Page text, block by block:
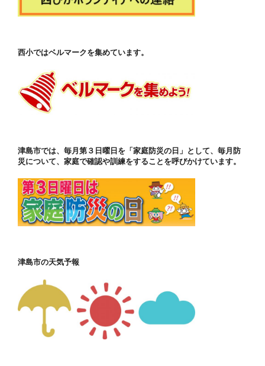
西小ではベルマークを集めています。
津島市では、毎月第３日曜日を「家庭防災の日」として、毎月防
災について、家庭で確認や訓練をすることを呼びかけています。
津島市の天気予報